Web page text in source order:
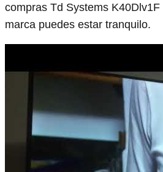
compras Td Systems
marca puedes estar tranquilo.